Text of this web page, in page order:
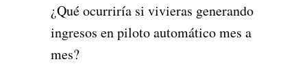
¿Qué ocurriría si vivieras generando
ingresos en piloto automático mes a
mes?